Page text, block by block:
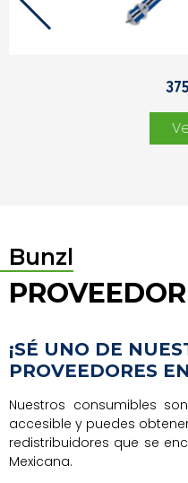
Bunzl
¡SÉ UNO DE
PROVEEDORES
Nuestros consumibles
accesible y puedes
redistribuidores que se
Mexicana.